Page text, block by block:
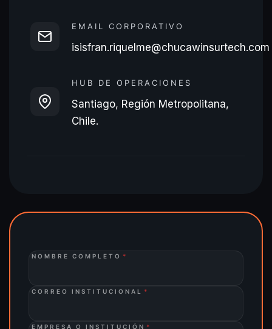
EMAIL CORPORATIVO
isisfran.riquelme@chucawinsurtech.com
HUB DE OPERACIONES
Santiago, Región Metropolitana,
Chile.
NOMBRE COMPLETO *
CORREO INSTITUCIONAL *
EMPRESA O INSTITUCIÓN *